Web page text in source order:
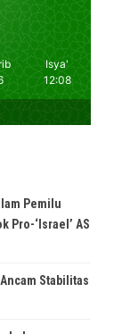
Pemilu
Pro-‘Israel’ AS
Stabilitas